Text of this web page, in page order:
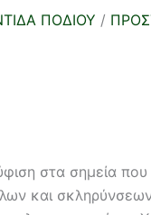
ΠΟΔΙΟΥ /
στα σημεία που
και